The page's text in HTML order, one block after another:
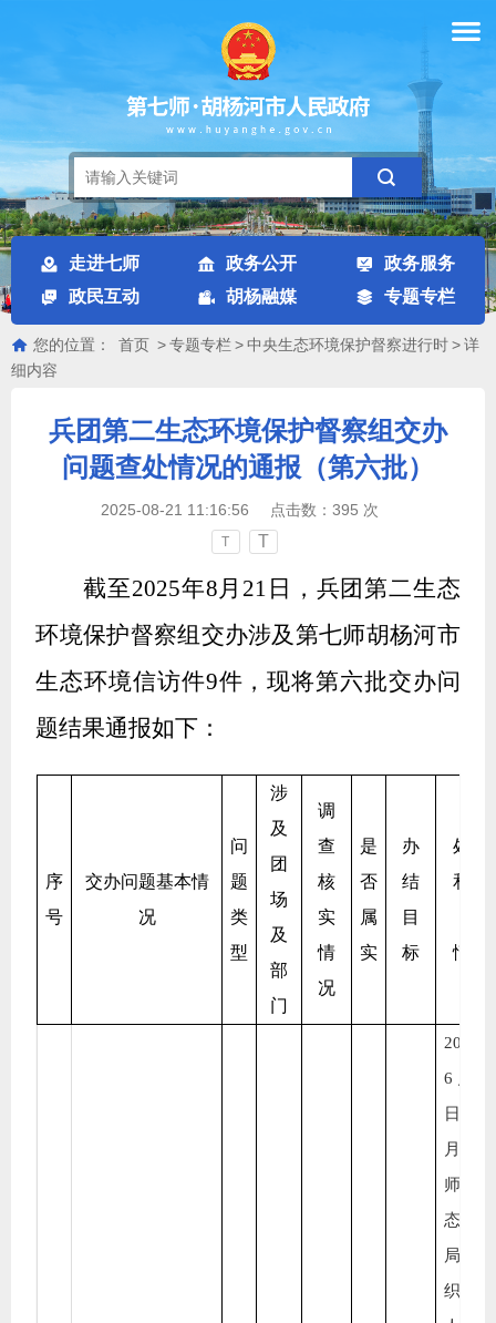
走进七师 政务公开
政务服务
政民互动
胡杨融媒 专题专栏
您的位置： 首页 >专题专栏 >中央生态环境保护督察进行时>详
细内容
兵团第二生态环境保护督察组交办
问题查处情况的通报（第六批）
2025-08-21 11:16:56 点击数： 395 次
T T
截至2025年8月 21 日，兵团第二生态
环境保护督察组交办涉及 第七师胡杨河市
生态环境信访件9件，现将第六批交办问
题结果通报如下：
序
号
交办问题基本情
况
问
题
类
型
涉
及
团
场
及
部
门
调
查
核
实
情
况
是
否
属
实
办
结
目
标
处理
和整
情况
2025年
6月18
日至6
月19日
师市生
态环境
局已组
织执法